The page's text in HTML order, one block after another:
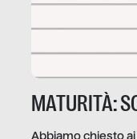
MATURITÀ: